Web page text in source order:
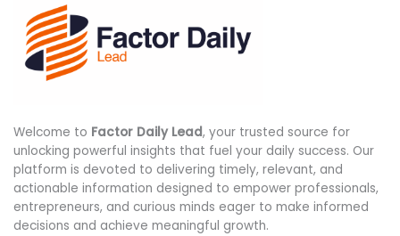
Welcome to Factor Daily Lead, your trusted source for
unlocking powerful insights that fuel your daily success. Our
platform is devoted to delivering timely, relevant, and
actionable information designed to empower professionals,
entrepreneurs, and curious minds eager to make informed
decisions and achieve meaningful growth.